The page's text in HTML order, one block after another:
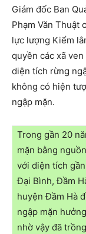
Giám đốc Ban
Phạm Văn Thuật
lực lượng Kiểm
quyền các xã
diện tích rừng
không có hiện
ngập mặn.
Trong gần 20
mặn bằng
với diện tích
Đại Bình, Đầm
huyện Đầm Hà
ngập mặn
nhờ vậy đã